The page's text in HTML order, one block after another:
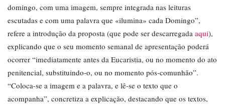
domingo, com uma imagem, sempre integrada nas leituras
escutadas e com uma palavra que «ilumina» cada Domingo”,
refere a introdução da proposta (que pode ser descarregada aqui),
explicando que o seu momento semanal de apresentação poderá
ocorrer “imediatamente antes da Eucaristia, ou no momento do ato
penitencial, substituindo-o, ou no momento pós-comunhão”.
“Coloca-se a imagem e a palavra, e lê-se o texto que o
acompanha”, concretiza a explicação, destacando que os textos,